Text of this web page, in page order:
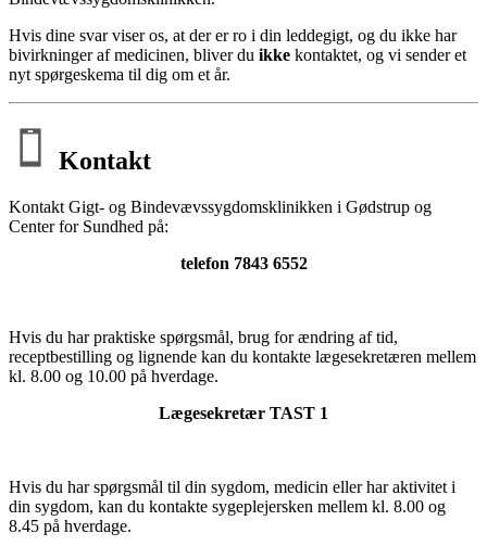
Hvis dine svar viser os, at der er ro i din leddegigt, og du ikke har
bivirkninger af medicinen, bliver du ikke kontaktet, og vi sender et
nyt spørgeskema til dig om et år.
Kontakt
Kontakt Gigt- og Bindevævssygdomsklinikken i Gødstrup og
Center for Sundhed på:
telefon 7843 6552
Hvis du har praktiske spørgsmål, brug for ændring af tid,
receptbestilling og lignende kan du kontakte lægesekretæren mellem
kl. 8.00 og 10.00 på hverdage.
Lægesekretær TAST 1
Hvis du har spørgsmål til din sygdom, medicin eller har aktivitet i
din sygdom, kan du kontakte sygeplejersken mellem kl. 8.00 og
8.45 på hverdage.